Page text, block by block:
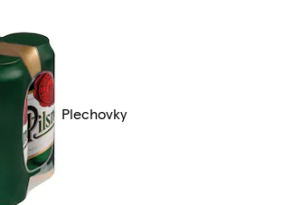
Plechovky